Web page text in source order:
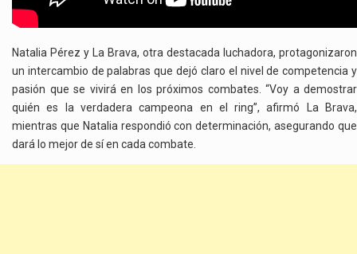
Natalia Pérez y La Brava, otra destacada luchadora, protagonizaron
un intercambio de palabras que dejó claro el nivel de competencia y
pasión que se vivirá en los próximos combates. “Voy a demostrar
quién es la verdadera campeona en el ring”, afirmó La Brava,
mientras que Natalia respondió con determinación, asegurando que
dará lo mejor de sí en cada combate.